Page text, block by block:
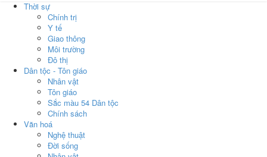
Thời sự
Chính trị
Y tế
Giao thông
Môi trường
Đô thị
Dân tộc - Tôn giáo
Nhân vật
Tôn giáo
Sắc màu 54 Dân tộc
Chính sách
Văn hoá
Nghệ thuật
Đời sống